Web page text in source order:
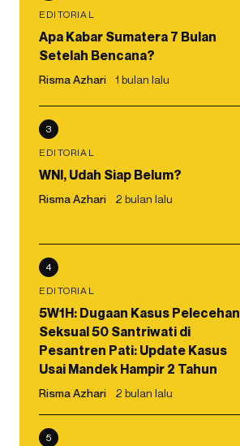
EDITORIAL
Apa Kabar Sumatera 7 Bulan
Setelah Bencana?
Risma Azhari 1 bulan lalu
3
EDITORIAL
WNI, Udah Siap Belum?
Risma Azhari 2 bulan lalu
4
EDITORIAL
5W1H: Dugaan Kasus Pelecehan
Seksual 50 Santriwati di
Pesantren Pati: Update Kasus
Usai Mandek Hampir 2 Tahun
Risma Azhari 2 bulan lalu
5